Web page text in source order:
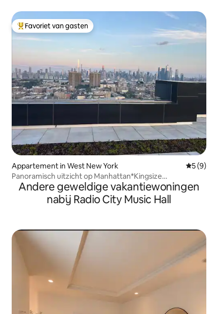
Topfavoriet van gasten
Favoriet van gasten
Appartement in West New York
5 (9)
Panoramisch uitzicht op Manhattan*Kingsize
bed*Parkeergelegenheid*
Andere geweldige vakantiewoningen
nabij Radio City Music Hall